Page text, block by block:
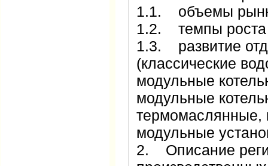
1.1. объемы
1.2. темпы
1.3. развитие
(классические
модульные
модульные
термомаслянные,
модульные
2. Описание